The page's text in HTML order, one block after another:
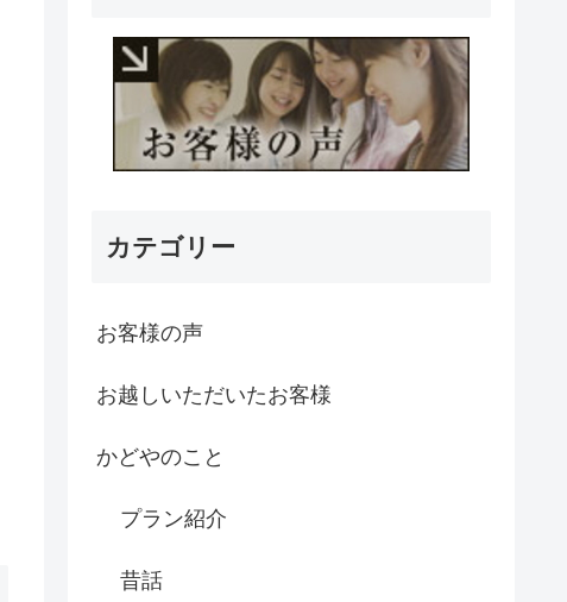
カテゴリー
お客様の声
お越しいただいたお客様
かどやのこと
プラン紹介
昔話